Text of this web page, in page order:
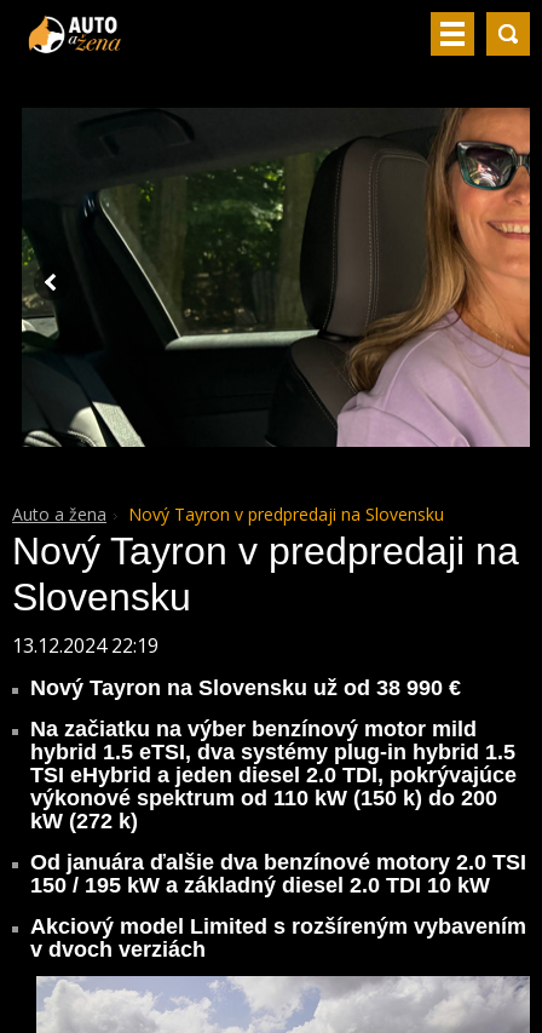
Auto a žena Nový Tayron v predpredaji na Slovensku
Nový Tayron v predpredaji na
Slovensku
13.12.2024 22:19
Nový Tayron na Slovensku už od 38 990 €
Na začiatku na výber benzínový motor mild
hybrid 1.5 eTSI, dva systémy plug-in hybrid 1.5
TSI eHybrid a jeden diesel 2.0 TDI, pokrývajúce
výkonové spektrum od 110 kW (150 k) do 200
kW (272 k)
Od januára ďalšie dva benzínové motory 2.0 TSI
150 / 195 kW a základný diesel 2.0 TDI 10 kW
Akciový model Limited s rozšíreným vybavením
v dvoch verziách